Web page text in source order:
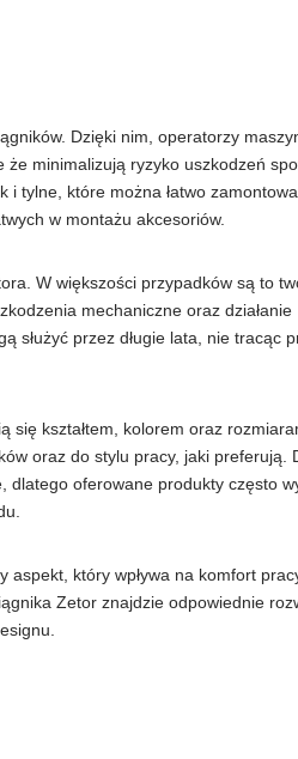
Dzięki nim, operatorzy
minimalizują ryzyko uszkodzeń
i tylne, które można łatwo
w montażu akcesoriów.
W większości przypadków są to
mechaniczne oraz działanie
służyć przez długie lata, nie tracąc
się kształtem, kolorem oraz
oraz do stylu pracy, jaki preferują.
dlatego oferowane produkty często
aspekt, który wpływa na komfort
Zetor znajdzie odpowiednie